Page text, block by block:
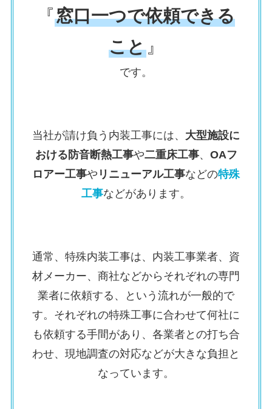
『窓口一つで依頼できる
こと』
です。
当社が請け負う内装工事には、 大型施設に
おける防音断熱工事や二重床工事、 OAフ
ロアー工事や リニューアル工事などの特殊
工事などがあります。
通常、特殊内装工事は、内装工事業者、資
材メーカー、商社などからそれぞれの専門
業者に依頼する、という流れが一般的で
す。それぞれの特殊工事に合わせて何社に
も依頼する手間があり、各業者との打ち合
わせ、現地調査の対応などが大きな負担と
なっています。